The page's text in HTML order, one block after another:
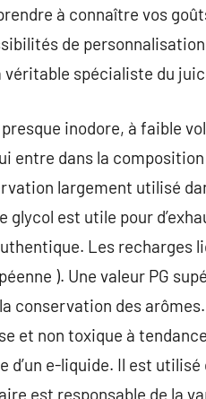
à connaître vos
de
spécialiste du
presque inodore, à faible
entre dans la
largement utilisé
est utile pour
Les recharges
). Une valeur PG
conservation des
et non toxique à
e-liquide. Il est
est responsable de la